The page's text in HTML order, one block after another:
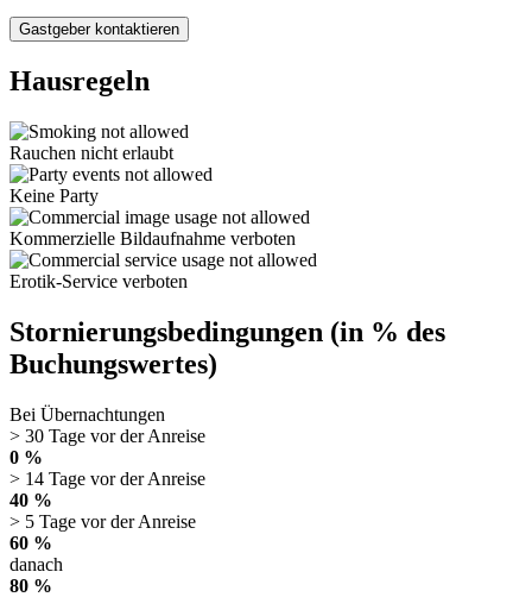
Gastgeber kontaktieren
Hausregeln
Rauchen nicht erlaubt
Keine Party
Kommerzielle Bildaufnahme verboten
Erotik-Service verboten
Stornierungsbedingungen (in % des
Buchungswertes)
Bei Übernachtungen
> 30 Tage vor der Anreise
0 %
> 14 Tage vor der Anreise
40 %
> 5 Tage vor der Anreise
60 %
danach
80 %